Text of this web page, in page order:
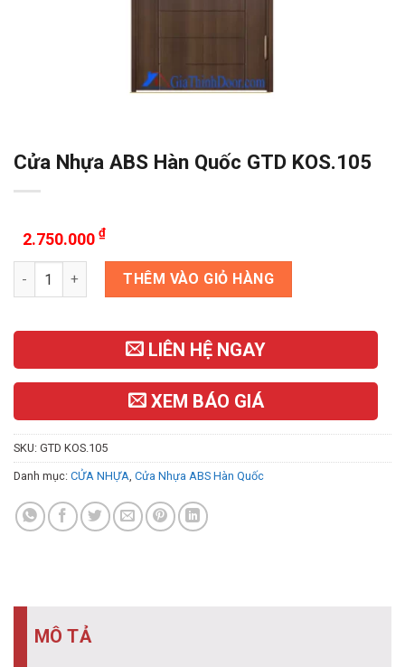
Cửa Nhựa ABS Hàn Quốc GTD KOS.105
2.750.000 ₫
Cửa Nhựa ABS Hàn Quốc GTD KOS.105 số lượng
THÊM VÀO GIỎ HÀNG
LIÊN HỆ NGAY
XEM BÁO GIÁ
SKU: GTD KOS.105
Danh mục: CỬA NHỰA, Cửa Nhựa ABS Hàn Quốc
MÔ TẢ